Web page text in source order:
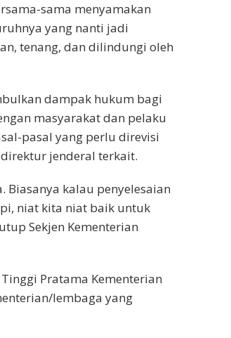
sama menyamakan
yang nanti jadi
tenang, dan dilindungi oleh
dampak hukum bagi
masyarakat dan pelaku
pasal yang perlu direvisi
jenderal terkait.
Biasanya kalau penyelesaian
niat kita niat baik untuk
Sekjen Kementerian
Pratama Kementerian
lembaga yang